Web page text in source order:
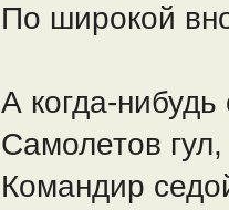
По широкой
А когда-
Самолетов
Командир